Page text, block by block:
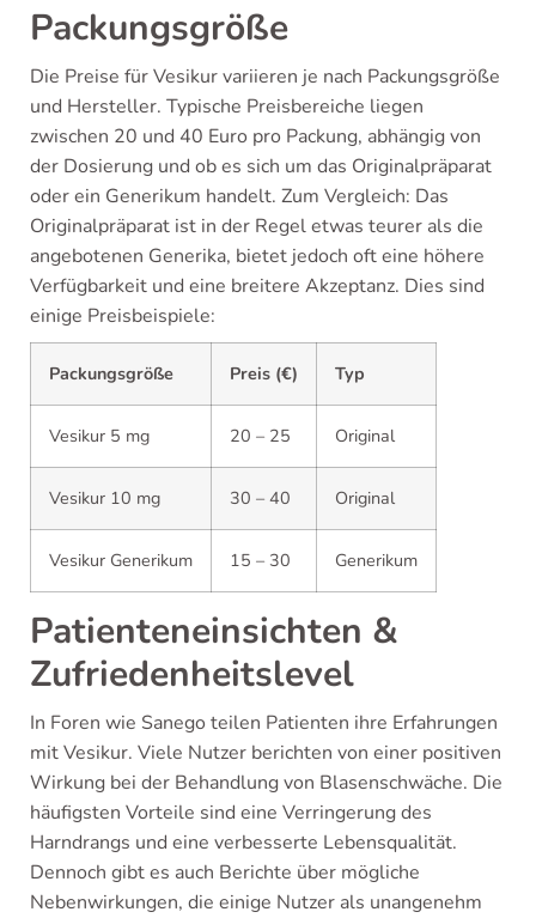
Packungsgröße
Die Preise für Vesikur variieren je nach Packungsgröße
und Hersteller. Typische Preisbereiche liegen
zwischen 20 und 40 Euro pro Packung, abhängig von
der Dosierung und ob es sich um das Originalpräparat
oder ein Generikum handelt. Zum Vergleich: Das
Originalpräparat ist in der Regel etwas teurer als die
angebotenen Generika, bietet jedoch oft eine höhere
Verfügbarkeit und eine breitere Akzeptanz. Dies sind
einige Preisbeispiele:
Packungsgröße Preis (€) Typ
Vesikur 5 mg 20 – 25 Original
Vesikur 10 mg 30 – 40 Original
Vesikur Generikum 15 – 30 Generikum
Patienteneinsichten &
Zufriedenheitslevel
In Foren wie Sanego teilen Patienten ihre Erfahrungen
mit Vesikur. Viele Nutzer berichten von einer positiven
Wirkung bei der Behandlung von Blasenschwäche. Die
häufigsten Vorteile sind eine Verringerung des
Harndrangs und eine verbesserte Lebensqualität.
Dennoch gibt es auch Berichte über mögliche
Nebenwirkungen, die einige Nutzer als unangenehm